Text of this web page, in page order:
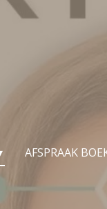
AFSPRAAK